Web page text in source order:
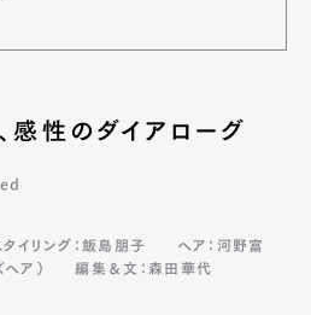
感性のダイアローグ
タイリング：飯島朋子
ヘア：河野富
ヘア） 編集＆文：森田華代